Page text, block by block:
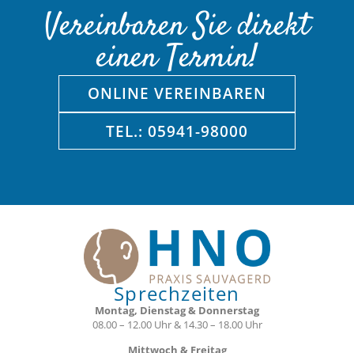
Vereinbaren Sie direkt
einen Termin!
ONLINE VEREINBAREN
TEL.: 05941-98000
Sprechzeiten
Montag, Dienstag & Donnerstag
08.00 – 12.00 Uhr & 14.30 – 18.00 Uhr
Mittwoch & Freitag